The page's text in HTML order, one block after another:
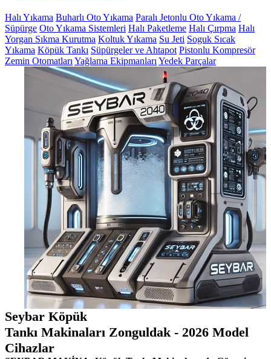
Halı Yıkama Buharlı Oto Yıkama Paralı Jetonlu Oto Yıkama /
Süpürge Oto Yıkama Sistemleri Halı Paketleme Halı Çırpma Halı
Yorgan Sıkma Kurutma Koltuk Yıkama Su Jeti Soguk Sıcak
Yıkama Köpük Tankı Süpürgeler ve Ahtapot Pistonlu Kompresör
Zemin Otomatları Yağlama Ekipmanları Yedek Parçalar
Seybar Köpük
Tankı Makinaları Zonguldak - 2026 Model
Cihazlar